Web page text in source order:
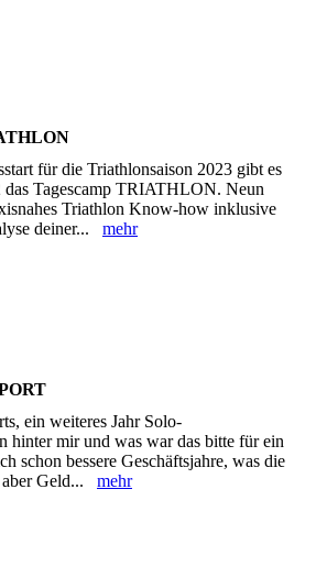
für die Triathlonsaison 2023 gibt es
das Tagescamp TRIATHLON. Neun
Triathlon Know-how inklusive
deiner... mehr
ein weiteres Jahr Solo-
hinter mir und was war das bitte für ein
schon bessere Geschäftsjahre, was die
aber Geld... mehr